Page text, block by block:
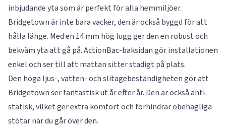
inbjudande yta som är perfekt för alla hemmiljöer.
Bridgetown är inte bara vacker, den är också byggd för att
hålla länge. Med en 14 mm hög lugg ger den en robust och
bekväm yta att gå på. ActionBac-baksidan gör installationen
enkel och ser till att mattan sitter stadigt på plats.
Den höga ljus-, vatten- och slitagebeständigheten gör att
Bridgetown ser fantastisk ut år efter år. Den är också anti-
statisk, vilket ger extra komfort och förhindrar obehagliga
stötar när du går över den.